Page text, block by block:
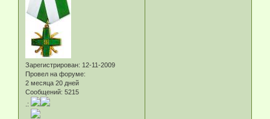
Зарегистрирован: 12-11-2009
Провел на форуме:
2 месяца 20 дней
Сообщений: 5215
.: